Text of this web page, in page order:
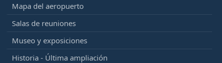
Mapa del aeropuerto
Salas de reuniones
Museo y exposiciones
Historia - Última ampliación